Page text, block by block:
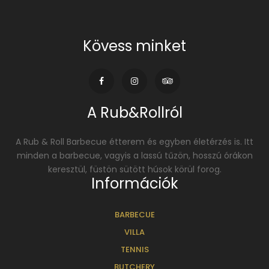
Kövess minket
A Rub&Rollról
A Rub & Roll Barbecue étterem és egyben életérzés is. Itt
minden a barbecue, vagyis a lassú tűzön, hosszú órákon
keresztül, füstön sütött húsok körül forog.
Információk
BARBECUE
VILLA
TENNIS